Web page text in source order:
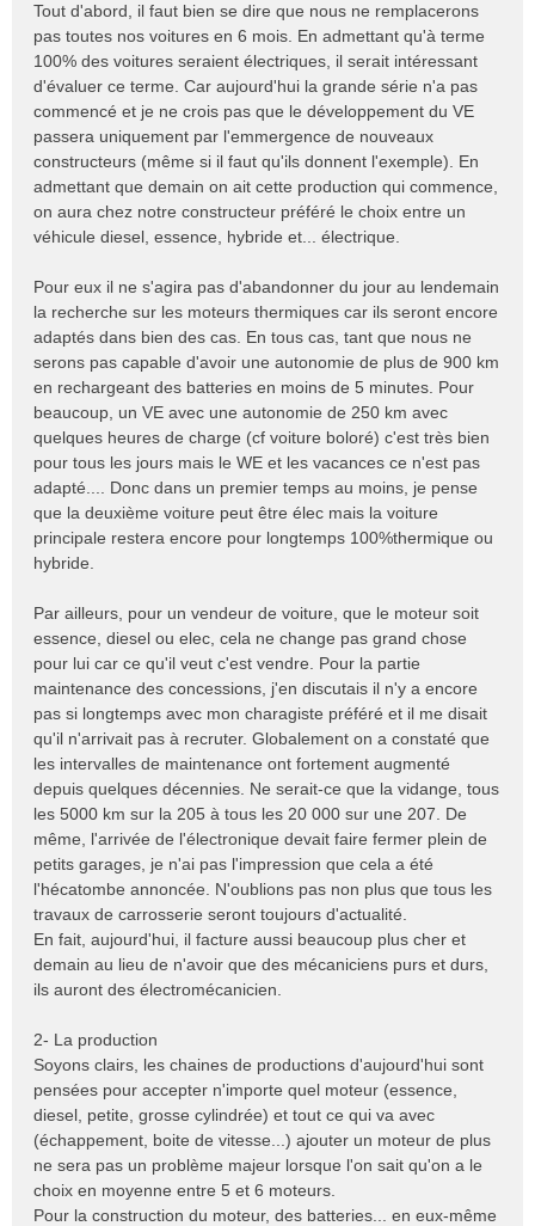
Tout d'abord, il faut bien se dire que nous ne remplacerons
pas toutes nos voitures en 6 mois. En admettant qu'à terme
100% des voitures seraient électriques, il serait intéressant
d'évaluer ce terme. Car aujourd'hui la grande série n'a pas
commencé et je ne crois pas que le développement du VE
passera uniquement par l'emmergence de nouveaux
constructeurs (même si il faut qu'ils donnent l'exemple). En
admettant que demain on ait cette production qui commence,
on aura chez notre constructeur préféré le choix entre un
véhicule diesel, essence, hybride et... électrique.
Pour eux il ne s'agira pas d'abandonner du jour au lendemain
la recherche sur les moteurs thermiques car ils seront encore
adaptés dans bien des cas. En tous cas, tant que nous ne
serons pas capable d'avoir une autonomie de plus de 900 km
en rechargeant des batteries en moins de 5 minutes. Pour
beaucoup, un VE avec une autonomie de 250 km avec
quelques heures de charge (cf voiture boloré) c'est très bien
pour tous les jours mais le WE et les vacances ce n'est pas
adapté.... Donc dans un premier temps au moins, je pense
que la deuxième voiture peut être élec mais la voiture
principale restera encore pour longtemps 100%thermique ou
hybride.
Par ailleurs, pour un vendeur de voiture, que le moteur soit
essence, diesel ou elec, cela ne change pas grand chose
pour lui car ce qu'il veut c'est vendre. Pour la partie
maintenance des concessions, j'en discutais il n'y a encore
pas si longtemps avec mon charagiste préféré et il me disait
qu'il n'arrivait pas à recruter. Globalement on a constaté que
les intervalles de maintenance ont fortement augmenté
depuis quelques décennies. Ne serait-ce que la vidange, tous
les 5000 km sur la 205 à tous les 20 000 sur une 207. De
même, l'arrivée de l'électronique devait faire fermer plein de
petits garages, je n'ai pas l'impression que cela a été
l'hécatombe annoncée. N'oublions pas non plus que tous les
travaux de carrosserie seront toujours d'actualité.
En fait, aujourd'hui, il facture aussi beaucoup plus cher et
demain au lieu de n'avoir que des mécaniciens purs et durs,
ils auront des électromécanicien.
2- La production
Soyons clairs, les chaines de productions d'aujourd'hui sont
pensées pour accepter n'importe quel moteur (essence,
diesel, petite, grosse cylindrée) et tout ce qui va avec
(échappement, boite de vitesse...) ajouter un moteur de plus
ne sera pas un problème majeur lorsque l'on sait qu'on a le
choix en moyenne entre 5 et 6 moteurs.
Pour la construction du moteur, des batteries... en eux-même